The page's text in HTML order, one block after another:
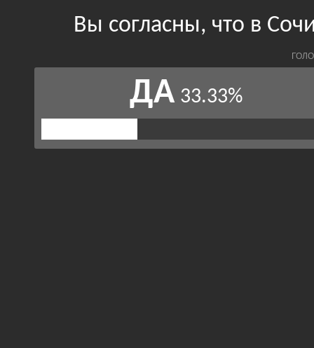
Вы согласны, что в
ДА 33.33%